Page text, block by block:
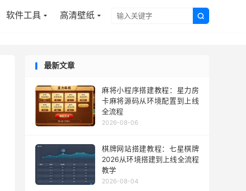

软件工具 高清壁纸
最新文章
麻将小程序搭建教程：星力房
卡麻将源码从环境配置到上线
全流程
2026-08-06
棋牌网站搭建教程：七星棋牌
2026从环境搭建到上线全流程
教学
2026-08-04